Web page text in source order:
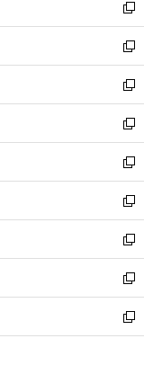
ィ
ン
ド
ウ
で
開
く
い
ウ
ィ
ン
ド
ウ
で
開
く
新
し
い
ウ
ィ
ン
ド
ウ
で
開
く
新
し
い
ウ
ィ
ン
ド
ウ
で
開
く
新
し
い
ウ
ィ
ン
ド
ウ
で
開
く
新
し
い
ウ
ィ
ン
ド
ウ
で
開
く
新
し
い
ウ
ィ
ン
ド
ウ
で
開
新
し
い
ウ
ィ
ン
ド
ウ
新
し
い
ウ
ィ
ン
新
し
い
ウ
新
し